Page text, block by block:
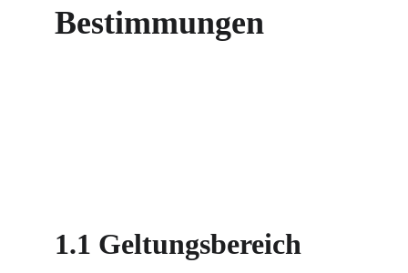
Bestimmungen
1.1 Geltungsbereich